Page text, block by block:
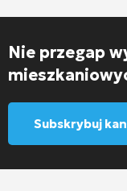
Nie przegap
Subskrybuj